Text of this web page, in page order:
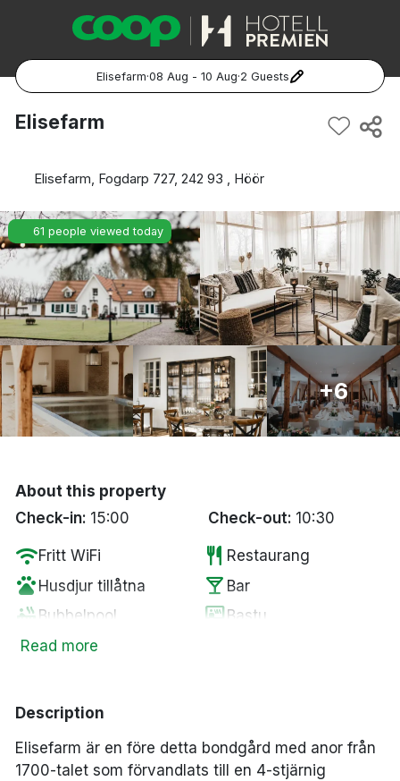
Elisefarm·08 Aug - 10 Aug·2 Guests
Popular Destinations:
Göteborg
Malmö
Hela Norge
Oslo
Bergen
Done
Elisefarm
Elisefarm, Fogdarp 727, 242 93 , Höör
61 people viewed today
+6
About this property
Check-in: 15:00 Check-out: 10:30
wifiFritt WiFi restaurant Restaurang
pets Husdjur tillåtna local_bar Bar
hot_tub Bubbelpool saunaBastu
local_parkingGratis parkering
Read more
Description
Elisefarm är en före detta bondgård med anor från
1700-talet som förvandlats till en 4-stjärnig